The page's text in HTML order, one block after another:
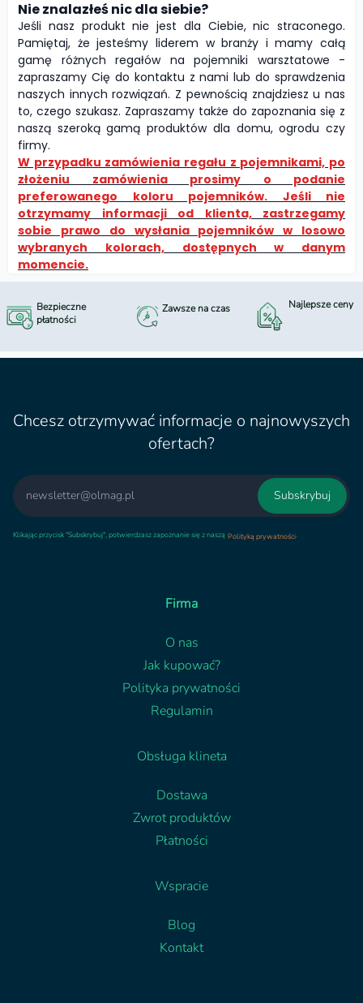
Nie znalazłeś nic dla siebie?
Jeśli nasz produkt nie jest dla Ciebie, nic straconego.
Pamiętaj, że jesteśmy liderem w branży i mamy całą
gamę różnych regałów na pojemniki warsztatowe -
zapraszamy Cię do kontaktu z nami lub do sprawdzenia
naszych innych rozwiązań. Z pewnością znajdziesz u nas
to, czego szukasz. Zapraszamy także do zapoznania się z
naszą szeroką gamą produktów dla domu, ogrodu czy
firmy.
W przypadku zamówienia regału z pojemnikami, po
złożeniu zamówienia prosimy o podanie
preferowanego koloru pojemników. Jeśli nie
otrzymamy informacji od klienta, zastrzegamy
sobie prawo do wysłania pojemników w losowo
wybranych kolorach, dostępnych w danym
momencie.
Bezpieczne
płatności
Zawsze na czas Najlepsze ceny
Chcesz otrzymywać informacje o najnowyszych
ofertach?
Email
Subskrybuj
Klikając przycisk "Subskrybuj", potwierdzasz zapoznanie się z naszą Polityką prywatności.
Firma
O nas
Jak kupować?
Polityka prywatności
Regulamin
Obsługa klineta
Dostawa
Zwrot produktów
Płatności
Wspracie
Blog
Kontakt